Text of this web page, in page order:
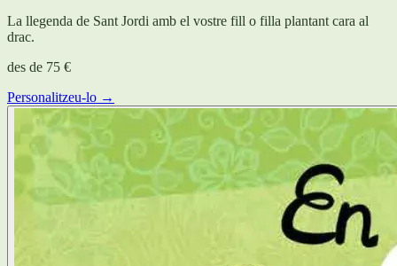
La llegenda de Sant Jordi amb el vostre fill o filla plantant cara al
drac.
des de 75 €
Personalitzeu-lo →